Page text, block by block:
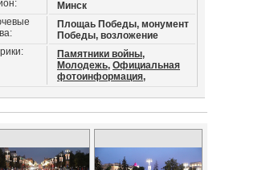
Минск
Площаь Победы, монумент
Победы, возложение
Памятники войны,
Молодежь, Официальная
фотоинформация,